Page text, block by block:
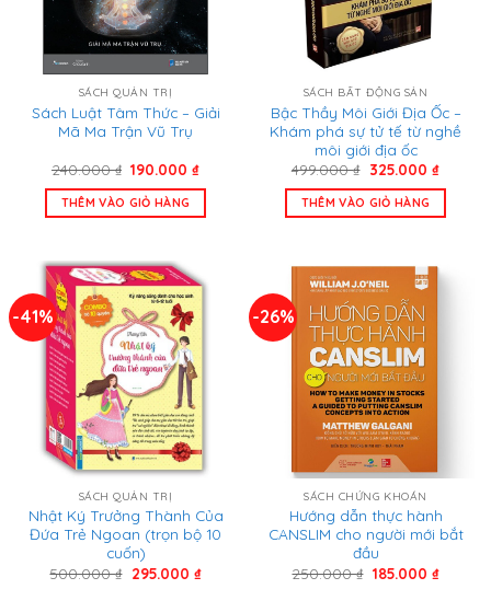
SÁCH QUẢN TRỊ
Sách Luật Tâm Thức – Giải
Mã Ma Trận Vũ Trụ
240.000₫ Giá
là:
240.000 ₫.
190.000₫Giá
tại
THÊM VÀO GIỎ HÀNG
SÁCH BẤT ĐỘNG SẢN
Bậc Thầy Môi Giới Địa Ốc –
Khám phá sự tử tế từ nghề
môi giới địa ốc
499.000₫ Giá
là:
499.000 ₫.
325.000 ₫Giá
tại
THÊM VÀO GIỎ HÀNG
-41%
SÁCH QUẢN TRỊ
Nhật Ký Trưởng Thành Của
Đứa Trẻ Ngoan (trọn bộ 10
cuốn)
500.000₫ Giá
295.000 ₫Giá
-26%
SÁCH CHỨNG KHOÁN
Hướng dẫn thực hành
CANSLIM cho người mới bắt
đầu
250.000₫ Giá
185.000 ₫Giá